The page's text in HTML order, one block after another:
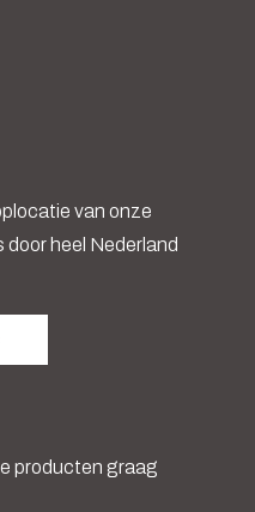
van onze
heel Nederland
producten graag